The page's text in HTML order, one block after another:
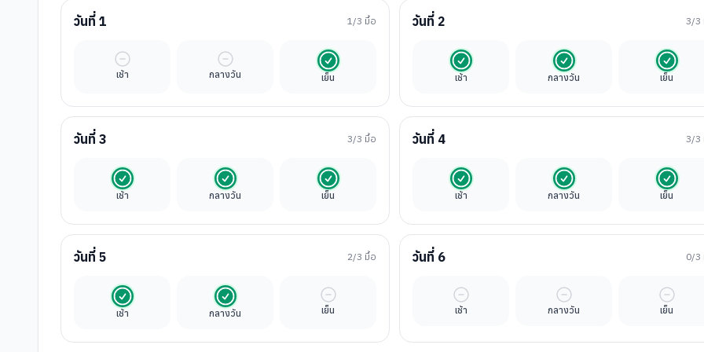
วันที่ 1 1/3 มื้อ
เช้า
มื้ออิสระ
กลางวัน
มื้ออิสระ
เย็น
รวมในค่าทัวร์
วันที่ 2 3/3
เช้า
รวมในค่าทัวร์
กลางวัน
รวมในค่าทัวร์
เย็น
รวมใน
วันที่ 3 3/3 มื้อ
เช้า
รวมในค่าทัวร์
กลางวัน
รวมในค่าทัวร์
เย็น
รวมในค่าทัวร์
วันที่ 4 3/3
เช้า
รวมในค่าทัวร์
กลางวัน
รวมในค่าทัวร์
เย็น
รวมใน
วันที่ 5 2/3 มื้อ
เช้า
รวมในค่าทัวร์
กลางวัน
รวมในค่าทัวร์
เย็น
มื้ออิสระ
วันที่ 6 0/3
เช้า
มื้ออิสระ
กลางวัน
มื้ออิสระ
เย็น
มื้ออิสระ